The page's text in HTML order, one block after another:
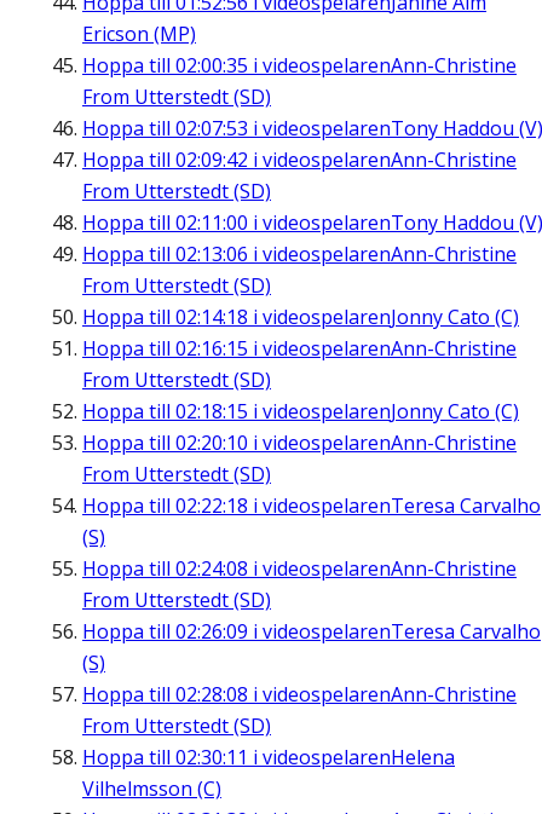
Ericson (MP)
Hoppa till 02:00:35 i videospelarenAnn-Christine
From Utterstedt (SD)
Hoppa till 02:07:53 i videospelarenTony Haddou (V)
Hoppa till 02:09:42 i videospelarenAnn-Christine
From Utterstedt (SD)
Hoppa till 02:11:00 i videospelarenTony Haddou (V)
Hoppa till 02:13:06 i videospelarenAnn-Christine
From Utterstedt (SD)
Hoppa till 02:14:18 i videospelarenJonny Cato (C)
Hoppa till 02:16:15 i videospelarenAnn-Christine
From Utterstedt (SD)
Hoppa till 02:18:15 i videospelarenJonny Cato (C)
Hoppa till 02:20:10 i videospelarenAnn-Christine
From Utterstedt (SD)
Hoppa till 02:22:18 i videospelarenTeresa Carvalho
(S)
Hoppa till 02:24:08 i videospelarenAnn-Christine
From Utterstedt (SD)
Hoppa till 02:26:09 i videospelarenTeresa Carvalho
(S)
Hoppa till 02:28:08 i videospelarenAnn-Christine
From Utterstedt (SD)
Hoppa till 02:30:11 i videospelarenHelena
Vilhelmsson (C)